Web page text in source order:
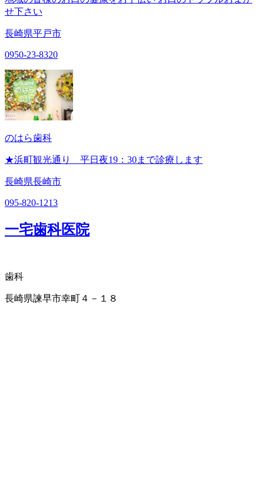
せ下さい
長崎県平戸市
0950-23-8320
のはら歯科
★浜町観光通り 平日夜19：30まで診療します
長崎県長崎市
095-820-1213
一宅歯科医院
歯科
長崎県諫早市幸町４－１８